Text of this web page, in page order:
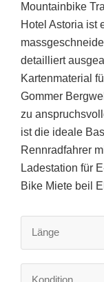
Mountainbike
Hotel Astoria ist
detailliert
Kartenmaterial
Gommer
zu
ist die ideale
Rennradfahrer
Ladestation für
Bike Miete beil